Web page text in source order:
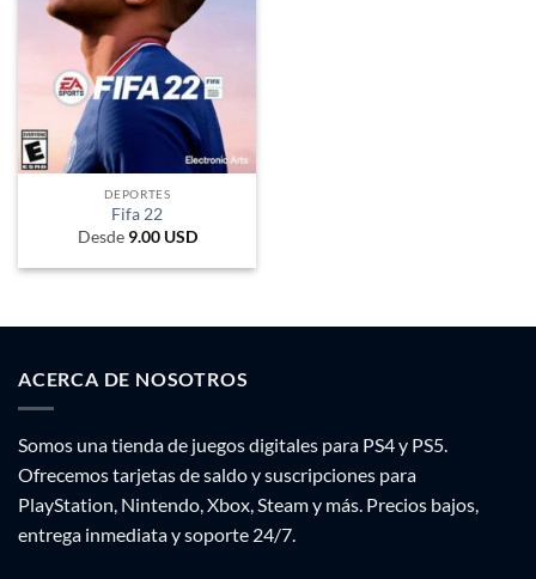
DEPORTES
Fifa 22
Desde 9.00 USD
ACERCA DE NOSOTROS
Somos una tienda de juegos digitales para PS4 y PS5.
Ofrecemos tarjetas de saldo y suscripciones para
PlayStation, Nintendo, Xbox, Steam y más. Precios bajos,
entrega inmediata y soporte 24/7.